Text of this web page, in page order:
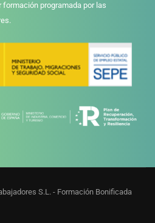
formación programada por las
S.L. - Formación Bonificada